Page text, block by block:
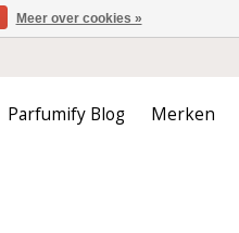
Parfumify Blog Merken
Meer over cookies »